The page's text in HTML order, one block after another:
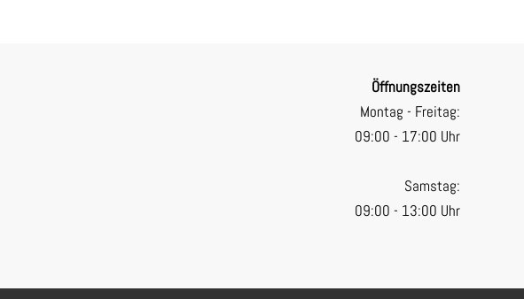
Öffnungszeiten
Montag - Freitag:
09:00 - 17:00 Uhr
Samstag:
09:00 - 13:00 Uhr